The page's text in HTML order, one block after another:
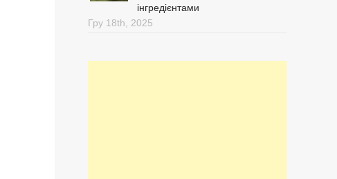
інгредієнтами
Гру 18th, 2025